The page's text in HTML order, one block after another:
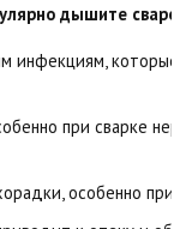
дышите
инфекциям,
при сварке
особенно при